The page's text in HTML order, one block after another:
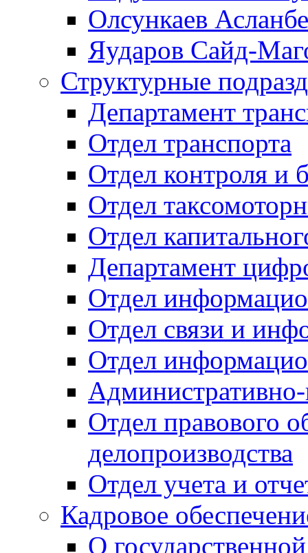
Олсункаев
Яударов Сайд-
Структурные
Департамент
Отдел транспорта
Отдел контроля и
Отдел
Отдел
Департамент
Отдел
Отдел связи и
Отдел
Отдел правового
делопроизводства
Отдел учета и
Кадровое
О